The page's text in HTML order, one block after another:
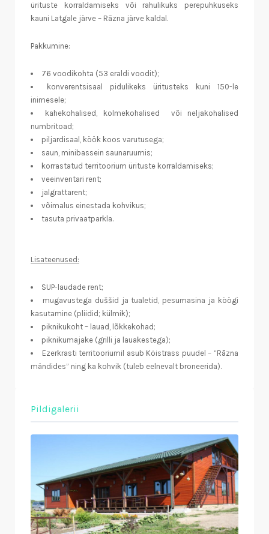
ürituste korraldamiseks või rahulikuks perepuhkuseks
kauni Latgale järve – Rāzna järve kaldal.
Pakkumine:
76 voodikohta (53 eraldi voodit);
konverentsisaal pidulikeks üritusteks kuni 150-le
inimesele;
kahekohalised, kolmekohalised või neljakohalised
numbritoad;
piljardisaal, köök koos varutusega;
saun, minibassein saunaruumis;
korrastatud territoorium ürituste korraldamiseks;
veeinventari rent;
jalgrattarent;
võimalus einestada kohvikus;
tasuta privaatparkla.
Lisateenused:
SUP-laudade rent;
mugavustega duššid ja tualetid, pesumasina ja köögi
kasutamine (pliidid; külmik);
piknikukoht – lauad, lõkkekohad;
piknikumajake (grilli ja lauakestega);
Ezerkrasti territooriumil asub Köistrass puudel – “Rāzna
mändides” ning ka kohvik (tuleb eelnevalt broneerida).
Pildigalerii